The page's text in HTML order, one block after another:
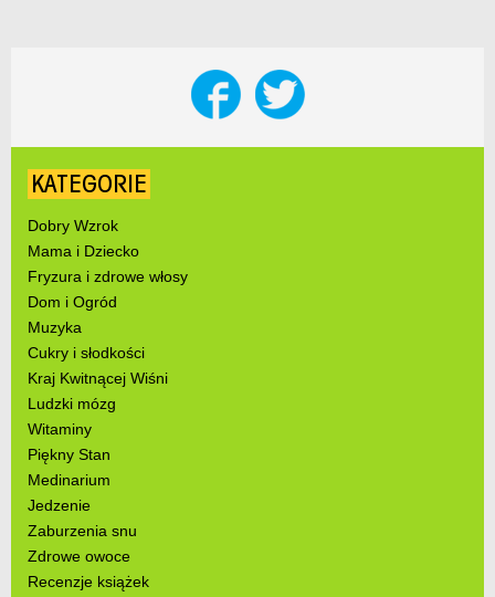
KATEGORIE
Dobry Wzrok
Mama i Dziecko
Fryzura i zdrowe włosy
Dom i Ogród
Muzyka
Cukry i słodkości
Kraj Kwitnącej Wiśni
Ludzki mózg
Witaminy
Piękny Stan
Medinarium
Jedzenie
Zaburzenia snu
Zdrowe owoce
Recenzje książek